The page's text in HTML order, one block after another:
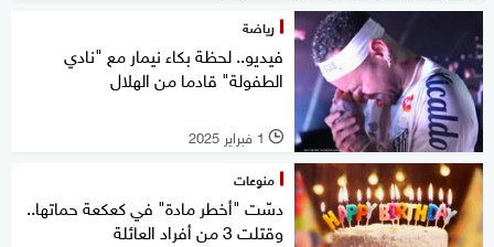
رياضة
فيديو.. لحظة بكاء نيمار مع "نادي
الطفولة" قادما من الهلال
l 1 فبراير 2025
منوعات
دسّت "أخطر مادة" في كعكعة حماتها..
وقتلت 3 من أفراد العائلة